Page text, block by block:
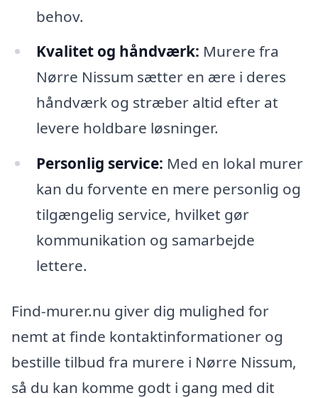
behov.
Kvalitet og håndværk: Murere fra
Nørre Nissum sætter en ære i deres
håndværk og stræber altid efter at
levere holdbare løsninger.
Personlig service: Med en lokal murer
kan du forvente en mere personlig og
tilgængelig service, hvilket gør
kommunikation og samarbejde
lettere.
Find-murer.nu giver dig mulighed for
nemt at finde kontaktinformationer og
bestille tilbud fra murere i Nørre Nissum,
så du kan komme godt i gang med dit